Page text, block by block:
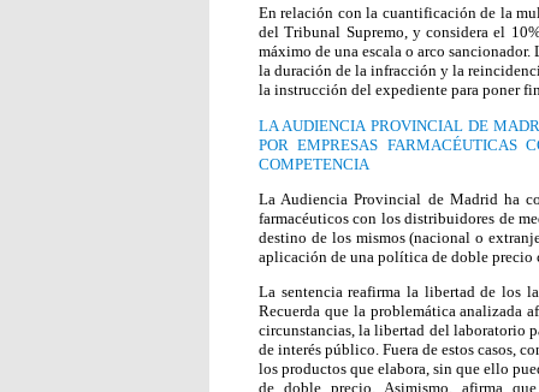
En relación con la cuantificación de la
del Tribunal Supremo, y considera el
máximo de una escala o arco
la duración de la infracción y la
la instrucción del expediente para poner
LA AUDIENCIA PROVINCIAL DE
POR EMPRESAS FARMACÉUTICAS
COMPETENCIA
La Audiencia Provincial de Madrid ha
farmacéuticos con los distribuidores de
destino de los mismos (nacional o
aplicación de una política de doble precio
La sentencia reafirma la libertad de los
Recuerda que la problemática analizada
circunstancias, la libertad del laboratorio
de interés público. Fuera de estos casos,
los productos que elabora, sin que ello
de doble precio. Asimismo, afirma